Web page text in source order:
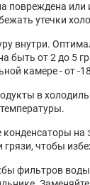
повреждена или
утечки
внутри.
быть от 2 до 5
камере - от -
в
конденсаторы на
чтобы
фильтров